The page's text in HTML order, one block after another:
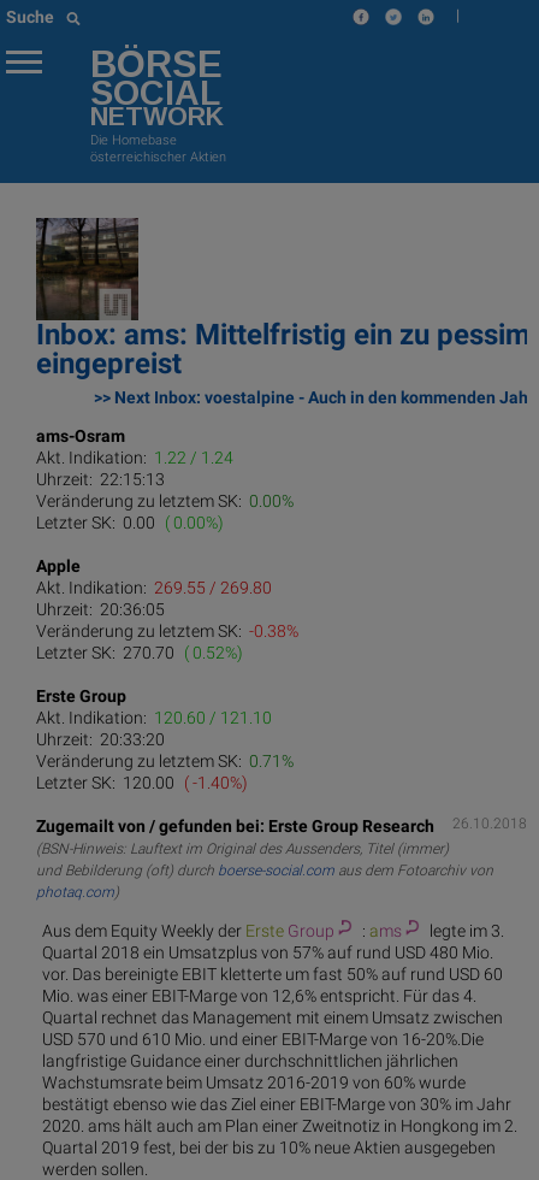
Suche |
BÖRSE
SOCIAL
NETWORK
Die Homebase
österreichischer Aktien
Inbox: ams: Mittelfristig ein zu
eingepreist
>> Next Inbox: voestalpine - Auch in den kommenden
ams-Osram
Akt. Indikation: 1.22 / 1.24
Uhrzeit: 22:15:13
Veränderung zu letztem SK: 0.00%
Letzter SK: 0.00 ( 0.00%)
Apple
Akt. Indikation: 269.55 / 269.80
Uhrzeit: 20:36:05
Veränderung zu letztem SK: -0.38%
Letzter SK: 270.70 ( 0.52%)
Erste Group
Akt. Indikation: 120.60 / 121.10
Uhrzeit: 20:33:20
Veränderung zu letztem SK: 0.71%
Letzter SK: 120.00 ( -1.40%)
26.10.2018
Zugemailt von / gefunden bei: Erste Group Research
(BSN-Hinweis: Lauftext im Original des Aussenders, Titel (immer)
und Bebilderung (oft) durch boerse-social.com aus dem Fotoarchiv von
photaq.com)
Aus dem Equity Weekly der Erste Group : ams
legte im 3.
Quartal 2018 ein Umsatzplus von 57% auf rund USD 480 Mio.
vor. Das bereinigte EBIT kletterte um fast 50% auf rund USD 60
Mio. was einer EBIT-Marge von 12,6% entspricht. Für das 4.
Quartal rechnet das Management mit einem Umsatz zwischen
USD 570 und 610 Mio. und einer EBIT-Marge von 16-20%.Die
langfristige Guidance einer durchschnittlichen jährlichen
Wachstumsrate beim Umsatz 2016-2019 von 60% wurde
bestätigt ebenso wie das Ziel einer EBIT-Marge von 30% im Jahr
2020. ams hält auch am Plan einer Zweitnotiz in Hongkong im 2.
Quartal 2019 fest, bei der bis zu 10% neue Aktien ausgegeben
werden sollen.